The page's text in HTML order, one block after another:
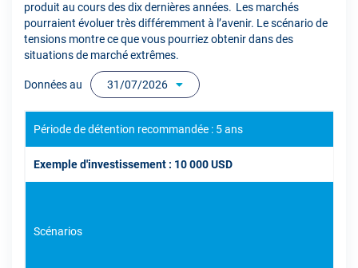
produit au cours des dix dernières années. Les marchés
pourraient évoluer très différemment à l’avenir. Le scénario de
tensions montre ce que vous pourriez obtenir dans des
situations de marché extrêmes.
Données au 31/07/2026
Période de détention recommandée : 5 ans
Exemple d'investissement : 10 000 USD
Scénarios